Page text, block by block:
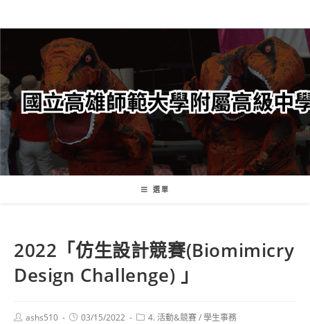
轉
要
內
容
選單
2022「仿生設計競賽(Biomimicry
Design Challenge) 」
Postashs510
Post03/15/2022
Post4. 活動&競賽/學生事務